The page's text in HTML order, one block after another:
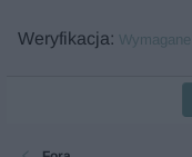
Weryfikacja Wymagane